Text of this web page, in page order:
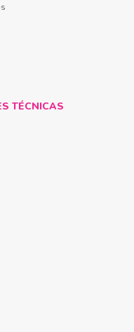
TÉCNICAS